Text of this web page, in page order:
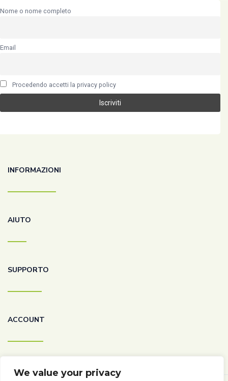
We value your privacy
Nome o nome completo
Email
Procedendo accetti la privacy policy
INFORMAZIONI
AIUTO
SUPPORTO
ACCOUNT